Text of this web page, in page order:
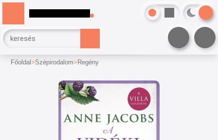
Főoldal Szépirodalom Regény